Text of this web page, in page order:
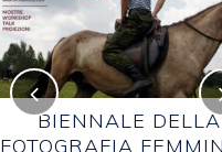
BIENNALE DELLA
FOTOGRAFIA